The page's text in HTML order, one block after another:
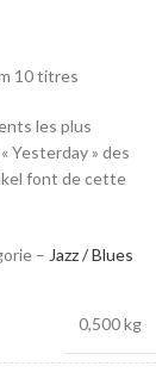
10 titres
les plus
Yesterday » des
font de cette
– Jazz / Blues
0,500 kg